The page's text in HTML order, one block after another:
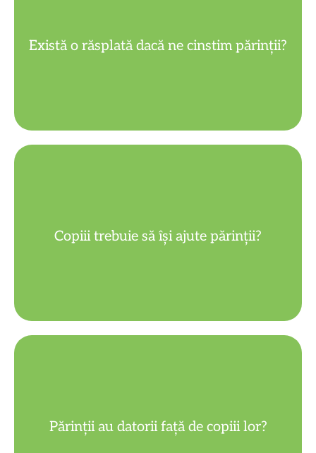
Există o răsplată dacă ne cinstim părinții?
lumea aceasta și viața fericită în lumea
Copiii trebuie să își ajute părinții?
Da, în special când părinții sunt
Părinții au datorii față de copiii lor?
Desigur! Să îi iubească, crească,
îngrijească, formându-i uman și